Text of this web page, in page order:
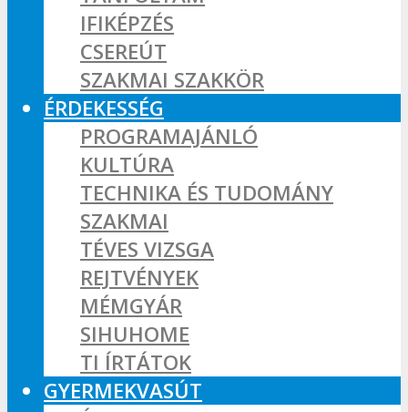
IFIKÉPZÉS
CSEREÚT
SZAKMAI SZAKKÖR
ÉRDEKESSÉG
PROGRAMAJÁNLÓ
KULTÚRA
TECHNIKA ÉS TUDOMÁNY
SZAKMAI
TÉVES VIZSGA
REJTVÉNYEK
MÉMGYÁR
SIHUHOME
TI ÍRTÁTOK
GYERMEKVASÚT